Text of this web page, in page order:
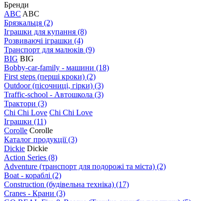
Бренди
ABC ABC
Брязкальця (2)
Іграшки для купання (8)
Розвиваючі іграшки (4)
Транспорт для малюків (9)
BIG BIG
Bobby-car-family - машини (18)
First steps (перші кроки) (2)
Outdoor (пісочниці, гірки) (3)
Traffic-school - Автошкола (3)
Трактори (3)
Chi Chi Love Chi Chi Love
Іграшки (11)
Corolle Corolle
Каталог продукції(3)
Dickie Dickie
Action Series (8)
Adventure (транспорт для подорожі та міста) (2)
Boat - кораблі (2)
Construction (будівельна техніка) (17)
Cranes - Крани (3)